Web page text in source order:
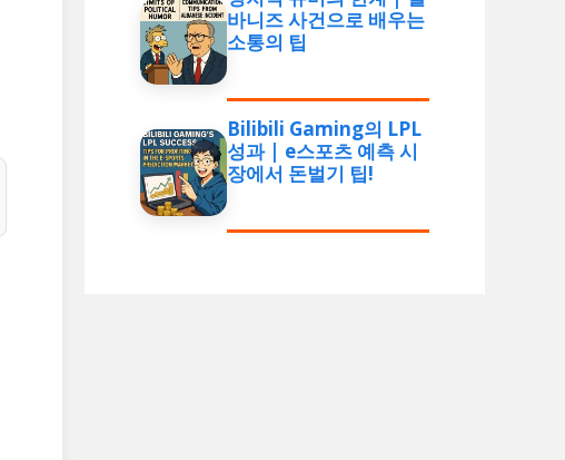
바니즈 사건으로 배우는
소통의 팁
Bilibili Gaming의 LPL
성과 | e스포츠 예측 시
장에서 돈벌기 팁!